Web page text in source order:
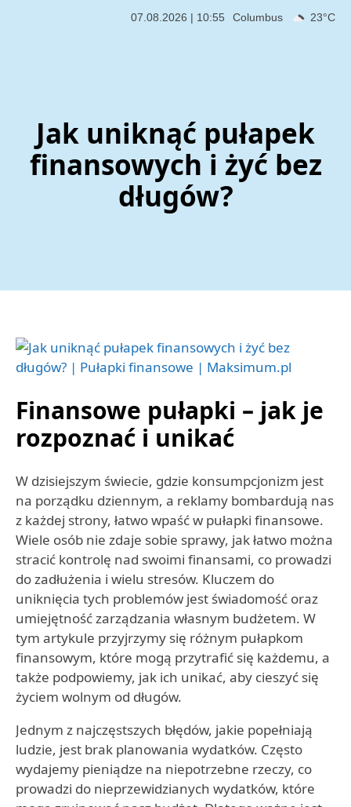
07.08.2026 | 10:55 Columbus 23°C
Jak uniknąć pułapek
finansowych i żyć bez
długów?
Finansowe pułapki – jak je
rozpoznać i unikać
W dzisiejszym świecie, gdzie konsumpcjonizm jest
na porządku dziennym, a reklamy bombardują nas
z każdej strony, łatwo wpaść w pułapki finansowe.
Wiele osób nie zdaje sobie sprawy, jak łatwo można
stracić kontrolę nad swoimi finansami, co prowadzi
do zadłużenia i wielu stresów. Kluczem do
uniknięcia tych problemów jest świadomość oraz
umiejętność zarządzania własnym budżetem. W
tym artykule przyjrzymy się różnym pułapkom
finansowym, które mogą przytrafić się każdemu, a
także podpowiemy, jak ich unikać, aby cieszyć się
życiem wolnym od długów.
Jednym z najczęstszych błędów, jakie popełniają
ludzie, jest brak planowania wydatków. Często
wydajemy pieniądze na niepotrzebne rzeczy, co
prowadzi do nieprzewidzianych wydatków, które